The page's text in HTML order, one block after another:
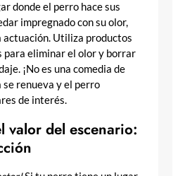
donde el perro hace sus
impregnado con su olor,
Utiliza productos
para eliminar el olor y borrar
¡No es una comedia de
renueva y el perro
de interés.
valor del escenario: